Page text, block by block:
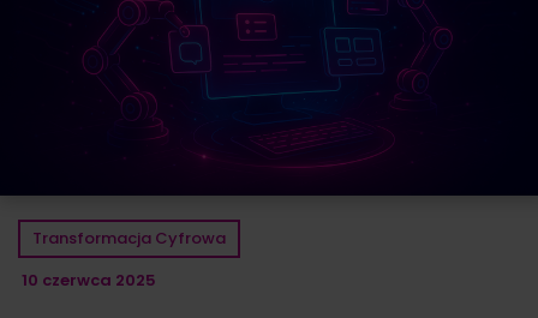
Transformacja Cyfrowa
10 czerwca 2025